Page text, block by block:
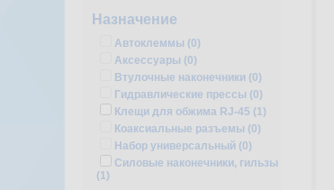
Назначение
Автоклеммы (0)
Аксессуары (0)
Втулочные наконечники (0)
Гидравлические прессы (0)
Клещи для обжима RJ-45 (1)
Коаксиальные разъемы (0)
Набор универсальный (0)
Силовые наконечники, гильзы
(1)